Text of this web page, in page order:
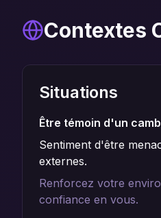
Contextes
Situations
Être témoin d'un
Sentiment d'être
externes.
Renforcez votre
confiance en vous.